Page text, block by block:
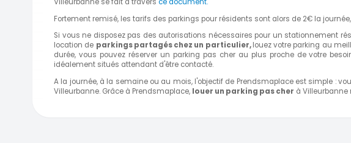
Fortement remisé, les tarifs des parkings pour résidents sont alors de 2€ la
Si vous ne disposez pas des autorisations nécessaires pour un stationnement
location de parkings partagés chez un particulier,louez votre parking au
durée, vous pouvez réserver un parking pas cher au plus proche de votre
idéalement situés attendant d'être contacté.
A la journée, à la semaine ou au mois, l'objectif de Prendsmaplace est simple :
Villeurbanne. Grâce à Prendsmaplace, louer un parking pas cher à Villeurbanne